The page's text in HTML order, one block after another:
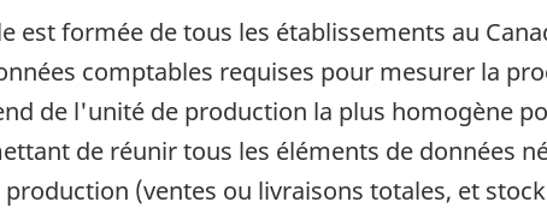
est formée de tous les établissements au
comptables requises pour mesurer la
de l'unité de production la plus homogène
de réunir tous les éléments de données
(ventes ou livraisons totales, et